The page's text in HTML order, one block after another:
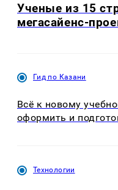
Ученые из 15
мегасайенс-
Гид по Казани
Всё к новому
оформить и
Технологии